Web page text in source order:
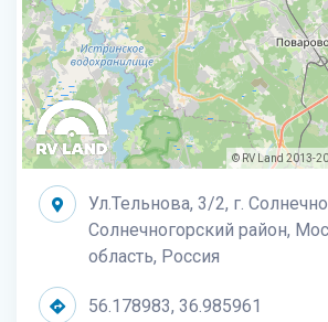
© RV Land 2013-
Ул.Тельнова, 3/2, г.
Солнечногорский район,
область, Россия
56.178983, 36.985961